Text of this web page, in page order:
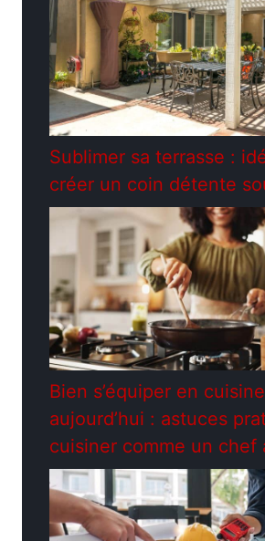
Sublimer sa terrasse :
créer un coin détente
Bien s’équiper en cuisine
aujourd’hui : astuces
cuisiner comme un chef